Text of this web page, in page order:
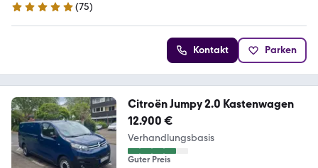
4.8 Sterne
(75)
Kontakt Parken
Citroën Jumpy 2.0 Kastenwagen
12.900 €
Verhandlungsbasis
Guter Preis